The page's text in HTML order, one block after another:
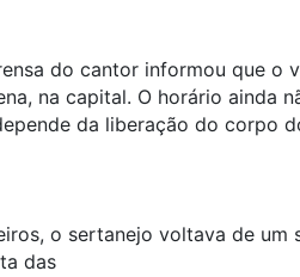
do cantor informou que o
na capital. O horário ainda
da liberação do corpo
o sertanejo voltava de um
das